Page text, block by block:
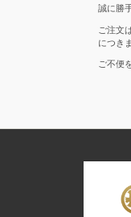
誠に勝
ご注文
につき
ご不便